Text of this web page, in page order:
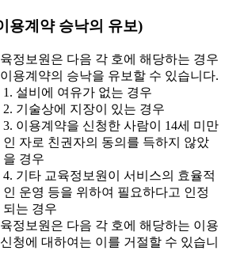
용계약 승낙의 유보)
정보원은 다음 각 호에 해당하는 경우
용계약의 승낙을 유보할 수 있습니다.
1. 설비에 여유가 없는 경우
2. 기술상에 지장이 있는 경우
3. 이용계약을 신청한 사람이 14세 미만
인 자로 친권자의 동의를 득하지 않았
을 경우
4. 기타 교육정보원이 서비스의 효율적
인 운영 등을 위하여 필요하다고 인정
되는 경우
정보원은 다음 각 호에 해당하는 이용
청에 대하여는 이를 거절할 수 있습니